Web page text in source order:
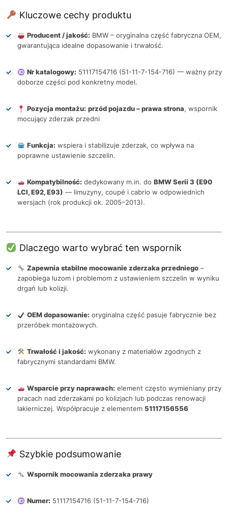
Kluczowe cechy produktu
Producent / jakość: BMW – oryginalna część fabryczna OEM,
gwarantująca idealne dopasowanie i trwałość.
Nr katalogowy: 51117154716 (51-11-7-154-716) — ważny przy
doborze części pod konkretny model.
Pozycja montażu: przód pojazdu – prawa strona, wspornik
mocujący zderzak przedni
Funkcja: wspiera i stabilizuje zderzak, co wpływa na
poprawne ustawienie szczelin.
Kompatybilność: dedykowany m.in. do BMW Serii 3 (E90
LCI, E92, E93) — limuzyny, coupé i cabrio w odpowiednich
wersjach (rok produkcji ok. 2005–2013).
Dlaczego warto wybrać ten wspornik
Zapewnia stabilne mocowanie zderzaka przedniego–
zapobiega luzom i problemom z ustawieniem szczelin w wyniku
drgań lub kolizji.
OEM dopasowanie: oryginalna część pasuje fabrycznie bez
przeróbek montażowych.
Trwałość i jakość: wykonany z materiałów zgodnych z
fabrycznymi standardami BMW.
Wsparcie przy naprawach: element często wymieniany przy
pracach nad zderzakami po kolizjach lub podczas renowacji
lakierniczej. Współpracuje z elementem 51117156556
Szybkie podsumowanie
Wspornik mocowania zderzaka prawy
Numer: 51117154716 (51-11-7-154-716)